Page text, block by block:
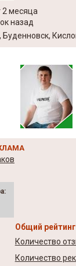
2 месяца
назад
Общий
Количество
Количество